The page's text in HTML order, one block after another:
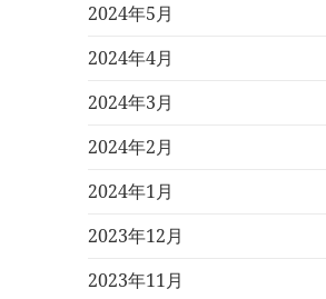
2024年5月
2024年4月
2024年3月
2024年2月
2024年1月
2023年12月
2023年11月